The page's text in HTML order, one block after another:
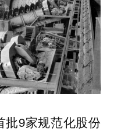
批9家规范化股份